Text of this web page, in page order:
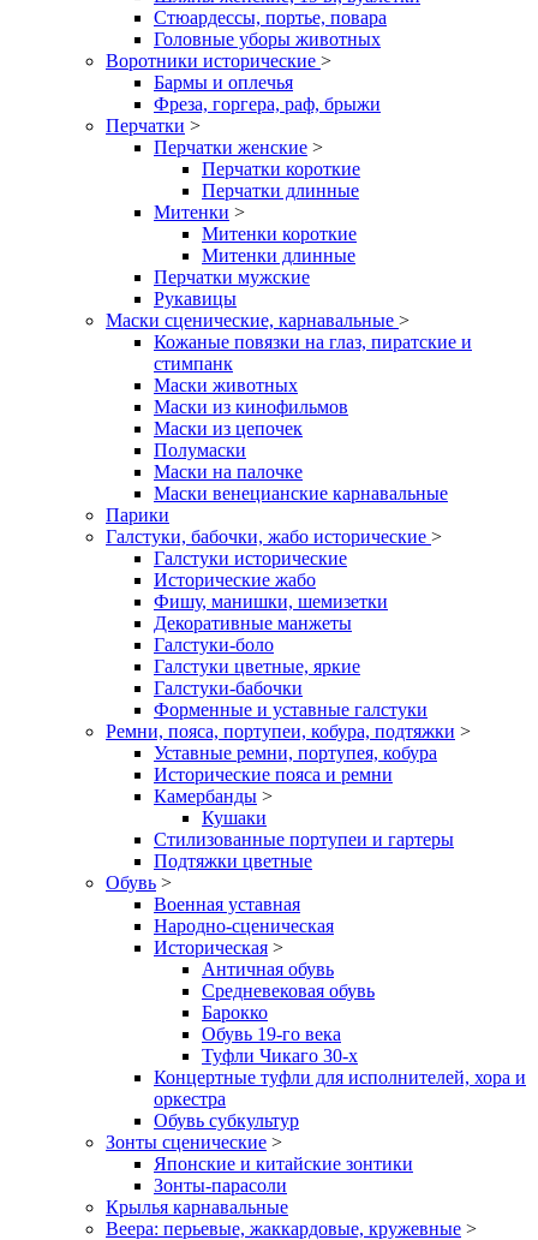
Стюардессы, портье, повара
Головные уборы животных
Воротники исторические >
Бармы и оплечья
Фреза, горгера, раф, брыжи
Перчатки >
Перчатки женские >
Перчатки короткие
Перчатки длинные
Митенки >
Митенки короткие
Митенки длинные
Перчатки мужские
Рукавицы
Маски сценические, карнавальные >
Кожаные повязки на глаз, пиратские и
стимпанк
Маски животных
Маски из кинофильмов
Маски из цепочек
Полумаски
Маски на палочке
Маски венецианские карнавальные
Парики
Галстуки, бабочки, жабо исторические >
Галстуки исторические
Исторические жабо
Фишу, манишки, шемизетки
Декоративные манжеты
Галстуки-боло
Галстуки цветные, яркие
Галстуки-бабочки
Форменные и уставные галстуки
Ремни, пояса, портупеи, кобура, подтяжки >
Уставные ремни, портупея, кобура
Исторические пояса и ремни
Камербанды >
Кушаки
Стилизованные портупеи и гартеры
Подтяжки цветные
Обувь >
Военная уставная
Народно-сценическая
Историческая >
Античная обувь
Средневековая обувь
Барокко
Обувь 19-го века
Туфли Чикаго 30-х
Концертные туфли для исполнителей, хора и
оркестра
Обувь субкультур
Зонты сценические >
Японские и китайские зонтики
Зонты-парасоли
Крылья карнавальные
Веера: перьевые, жаккардовые, кружевные >